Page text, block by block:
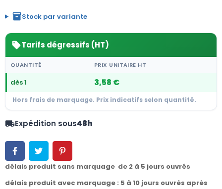
inventory_2Stock par variante
sellTarifs dégressifs (HT)
QUANTITÉ PRIX UNITAIRE HT
dès 1 3,58 €
Hors frais de marquage. Prix indicatifs selon quantité.
local_shippingExpédition sous48h
délais produit sans marquage de 2 à 5 jours ouvrés
délais produit avec marquage : 5 à 10 jours ouvrés après